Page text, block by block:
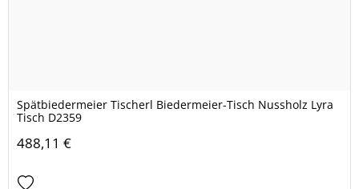
Spätbiedermeier Tischerl Biedermeier-Tisch Nussholz Lyra
Tisch D2359
488,11 €